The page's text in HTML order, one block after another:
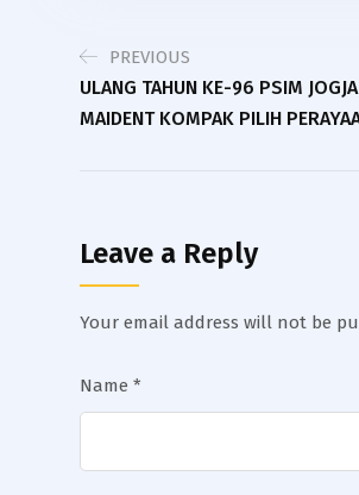
PREVIOUS
ULANG TAHUN KE-96 PSIM
MAIDENT KOMPAK PILIH
Leave a Reply
Your email address will not be
Name *